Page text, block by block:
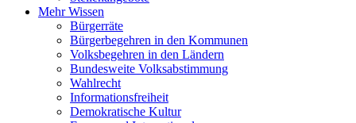
Mehr Wissen
Bürgerräte
Bürgerbegehren in den Kommunen
Volksbegehren in den Ländern
Bundesweite Volksabstimmung
Wahlrecht
Informationsfreiheit
Demokratische Kultur